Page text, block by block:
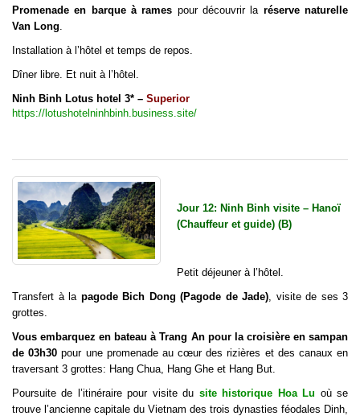
Promenade en barque à rames pour découvrir la réserve naturelle
Van Long
Installation à l’hôtel et temps de repos.
Dîner libre. Et nuit à l’hôtel.
Ninh Binh Lotus hotel 3* – Superior
https://lotushotelninhbinh.business.site/
Jour 12: Ninh Binh visite – Hanoï
(Chauffeur et guide) (B)
Petit déjeuner à l’hôtel.
Transfert à la pagode Bich Dong (Pagode de Jade) , visite de ses 3
grottes.
Vous embarquez en bateau à Trang An pour la croisière en sampan
de 03h30 pour une promenade au cœur des rizières et des canaux en
traversant 3 grottes: Hang Chua, Hang Ghe et Hang But.
Poursuite de l’itinéraire pour visite du site historique Hoa Lu où se
trouve l’ancienne capitale du Vietnam des trois dynasties féodales Dinh,